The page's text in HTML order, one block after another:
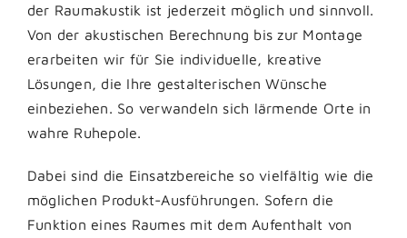
der Raumakustik ist jederzeit möglich und sinnvoll.
Von der akustischen Berechnung bis zur Montage
erarbeiten wir für Sie individuelle, kreative
Lösungen, die Ihre gestalterischen Wünsche
einbeziehen. So verwandeln sich lärmende Orte in
wahre Ruhepole.
Dabei sind die Einsatzbereiche so vielfältig wie die
möglichen Produkt-Ausführungen. Sofern die
Funktion eines Raumes mit dem Aufenthalt von